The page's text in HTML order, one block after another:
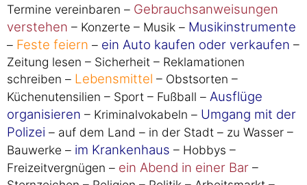
Termine vereinbaren – Gebrauchsanweisungen
verstehen – Konzerte – Musik – Musikinstrumente
– Feste feiern – ein Auto kaufen oder verkaufen –
Zeitung lesen – Sicherheit – Reklamationen
schreiben – Lebensmittel – Obstsorten –
Küchenutensilien – Sport – Fußball – Ausflüge
organisieren – Kriminalvokabeln – Umgang mit der
Polizei – auf dem Land – in der Stadt – zu Wasser –
Bauwerke – im Krankenhaus – Hobbys –
Freizeitvergnügen – ein Abend in einer Bar –